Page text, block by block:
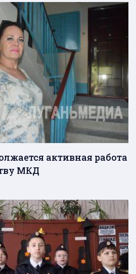
активная работа
МКД